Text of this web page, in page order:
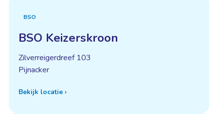
BSO
BSO Keizerskroon
Zilverreigerdreef 103
Pijnacker
Bekijk locatie ›